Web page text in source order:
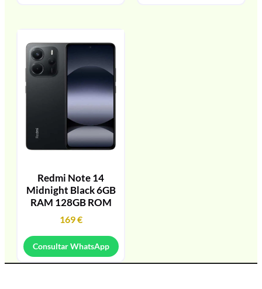
Redmi Note 14
Midnight Black 6GB
RAM 128GB ROM
169€
Consultar WhatsApp